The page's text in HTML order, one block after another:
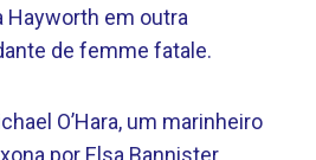
Hayworth em outra
de femme fatale.
O’Hara, um marinheiro
por Elsa Bannister